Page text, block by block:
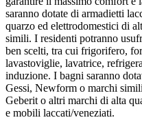
saranno dotate di armadietti
quarzo ed elettrodomestici di
simili. I residenti potranno
ben scelti, tra cui frigorifero,
lavastoviglie, lavatrice,
induzione. I bagni saranno
Gessi, Newform o marchi
Geberit o altri marchi di alta
e mobili laccati/veneziati.